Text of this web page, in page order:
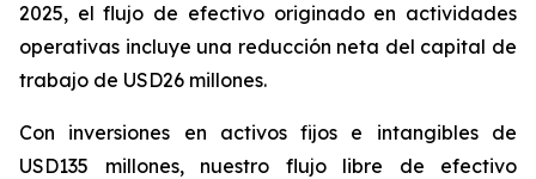
2025, el flujo de efectivo originado en actividades
operativas incluye una reducción neta del capital de
trabajo de USD26 millones.
Con inversiones en activos fijos e intangibles de
USD135 millones, nuestro flujo libre de efectivo